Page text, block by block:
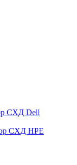
СХД Dell
СХД HPE